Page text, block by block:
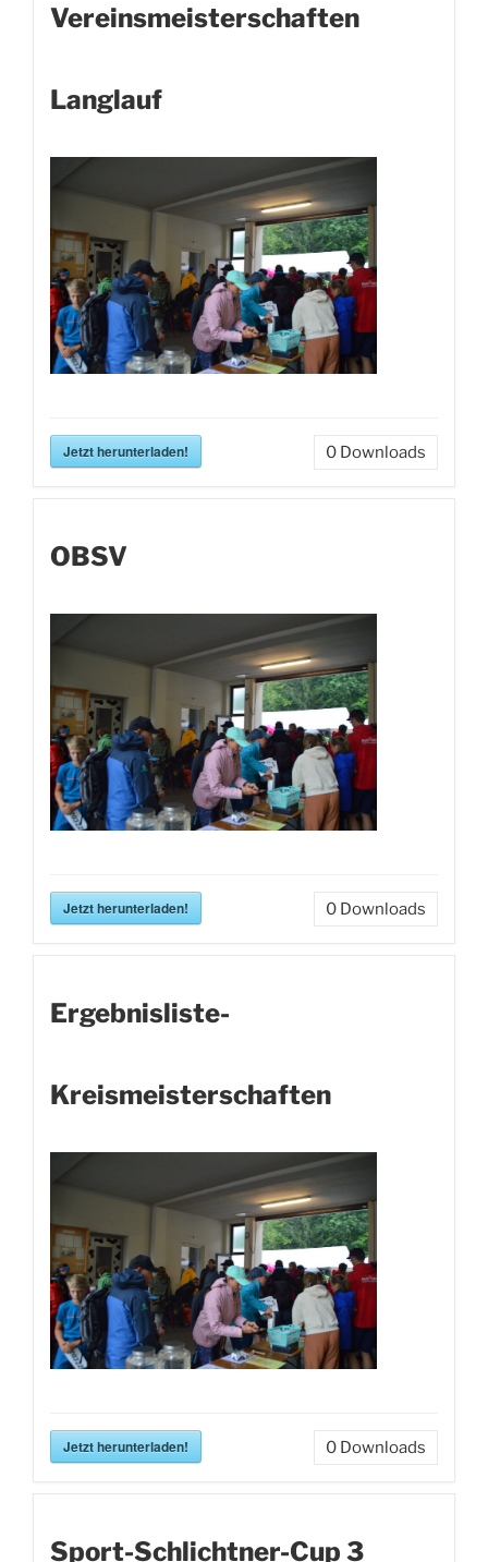
Vereinsmeisterschaften
Langlauf
Jetzt herunterladen! 0 Downloads
OBSV
Jetzt herunterladen! 0 Downloads
Ergebnisliste-
Kreismeisterschaften
Jetzt herunterladen! 0 Downloads
Sport-Schlichtner-Cup 3